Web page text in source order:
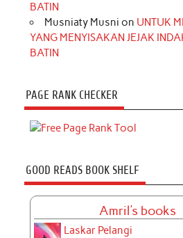
BATIN
Musniaty Musni on UNTUK
YANG MENYISAKAN JEJAK
BATIN
PAGE RANK CHECKER
GOOD READS BOOK SHELF
Amril's books
Laskar Pelangi